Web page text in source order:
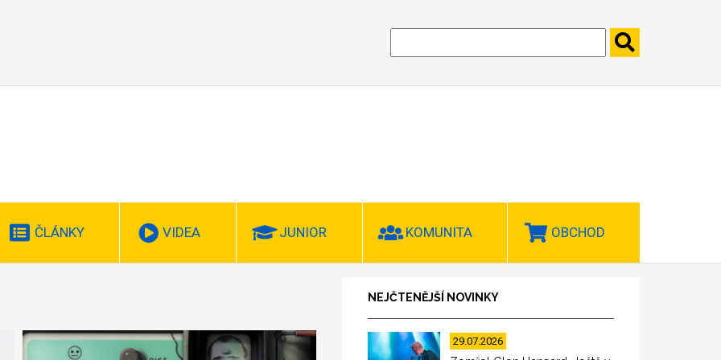
ČLÁNKY VIDEA JUNIOR KOMUNITA OBCHOD
NEJČTENĚJŠÍ NOVINKY
29.07.2026